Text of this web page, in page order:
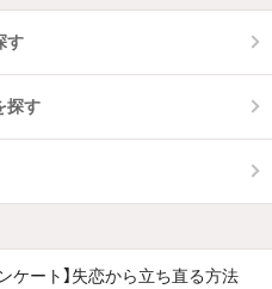
す
探す
ケート】失恋から立ち直る方法